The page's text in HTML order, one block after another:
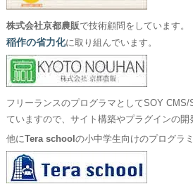
株式会社京都農販で技術顧問をしています。
稲作の省力化に取り組んでいます。
フリーランスのプログラマとしてSOY CMS/
ていますので、サイト構築やプラグインの開
他にTera school の小中学生向けのプログラ